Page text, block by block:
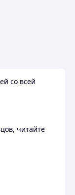
со всей
читайте